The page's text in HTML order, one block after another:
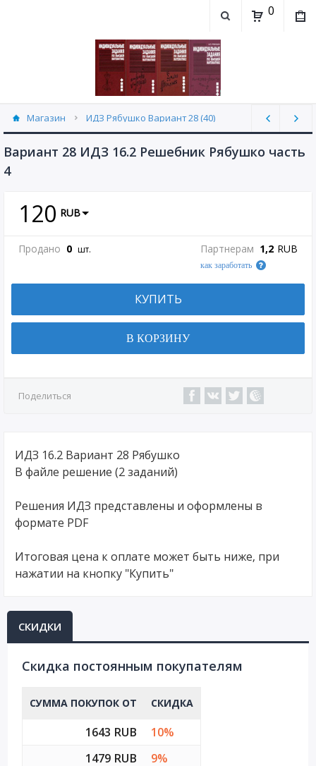
0
Магазин ИДЗ Рябушко Вариант 28 (40)
Вариант 28 ИДЗ 16.2 Решебник Рябушко часть
4
120 RUB
Продано 0 шт. Партнерам 1,2 RUB
как заработать
КУПИТЬ
В КОРЗИНУ
Поделиться
ИДЗ 16.2 Вариант 28 Рябушко
В файле решение (2 заданий)
Решения ИДЗ представлены и оформлены в
формате PDF
Итоговая цена к оплате может быть ниже, при
нажатии на кнопку "Купить"
СКИДКИ
Cкидка постоянным покупателям
СУММА ПОКУПОК ОТ СКИДКА
1643 RUB
10%
1479 RUB
9%